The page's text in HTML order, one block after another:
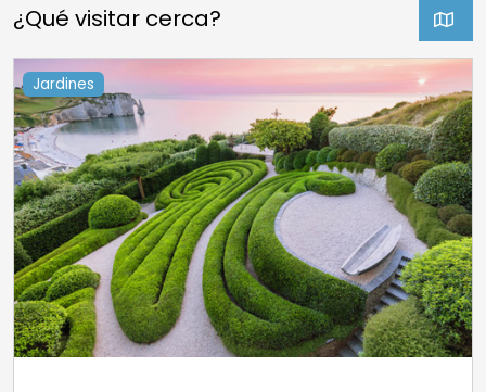
¿Qué visitar cerca?
Jardines